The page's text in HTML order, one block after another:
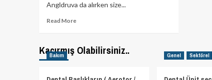
Angldruva da alırken size...
Read MoreRead
Angdruva
ve
Kaçırmış Olabilirsiniz..
Bakım Genel Sektörel